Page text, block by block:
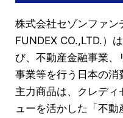
株式会社セゾンファン
FUNDEX CO.,LTD.）
び、不動産金融事業、
事業等を行う日本の消
主力商品は、クレディ
ューを活かした「不